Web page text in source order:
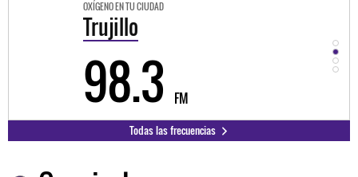
OXÍGENO EN TU CIUDAD
98.3 FM
Todas las frecuencias